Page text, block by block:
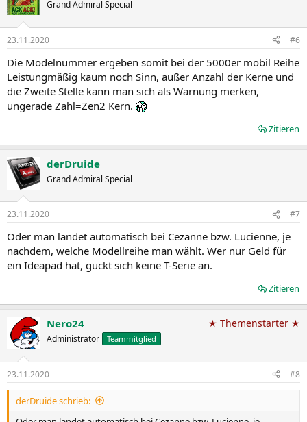
Grand Admiral Special
23.11.2020 #6
Die Modelnummer ergeben somit bei der 5000er mobil Reihe
Leistungmäßig kaum noch Sinn, außer Anzahl der Kerne und
die Zweite Stelle kann man sich als Warnung merken,
ungerade Zahl=Zen2 Kern.
Zitieren
derDruide
Grand Admiral Special
23.11.2020 #7
Oder man landet automatisch bei Cezanne bzw. Lucienne, je
nachdem, welche Modellreihe man wählt. Wer nur Geld für
ein Ideapad hat, guckt sich keine T-Serie an.
Zitieren
Nero24
Administrator Teammitglied
★ Themenstarter ★
23.11.2020 #8
derDruide schrieb: